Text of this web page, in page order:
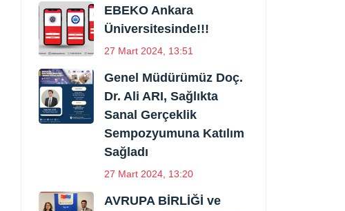
EBEKO Ankara
Üniversitesinde!!!
27 Mart 2024, 13:51
Genel Müdürümüz Doç.
Dr. Ali ARI, Sağlıkta
Sanal Gerçeklik
Sempozyumuna Katılım
Sağladı
27 Mart 2024, 13:20
AVRUPA BİRLİĞİ ve